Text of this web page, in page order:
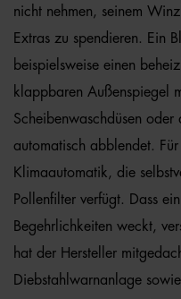
nicht nehmen, seinem
Extras zu spendieren. Ein
beispielsweise einen
klappbaren Außenspiegel
Scheibenwaschdüsen
automatisch abblendet.
Klimaautomatik, die
Pollenfilter verfügt. Dass
Begehrlichkeiten weckt,
hat der Hersteller
Diebstahlwarnanlage